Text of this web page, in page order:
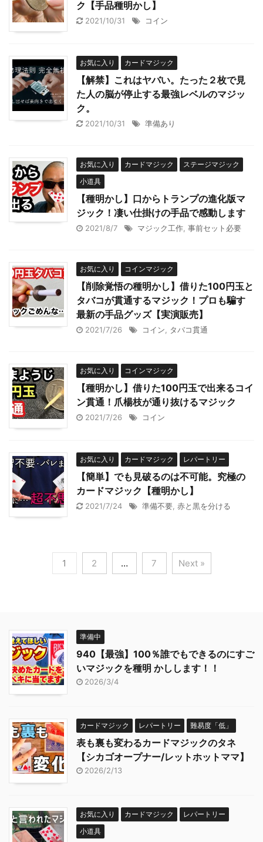
ク【手品種明かし】
2021/10/31 コイン
お気に入り カードマジック
【解禁】これはヤバい。たった２枚で見
た人の脳が停止する最強レベルのマジッ
ク。
2021/10/31 準備あり
お気に入り カードマジック
ステージマジック
小道具
【種明かし】口からトランプの進化版マ
ジック！凄い仕掛けの手品で感動します
2021/8/7 マジック工作 事前セット必要
お気に入り コインマジック
【削除覚悟の種明かし】借りた100円玉と
タバコが貫通するマジック！プロも騙す
最新の手品グッズ【実演販売】
2021/7/26 コイン タバコ貫通
お気に入り コインマジック
【種明かし】借りた100円玉で出来るコイ
ン貫通！爪楊枝が通り抜けるマジック
2021/7/26 コイン
お気に入り カードマジック レパートリー
【簡単】でも見破るのは不可能。究極の
カードマジック【種明かし】
2021/7/24 準備不要 赤と黒を分ける
1 2 … 7 Next »
準備中
940【最強】100％誰でもできるのにすご
いマジックを種明 かしします！！
2026/3/4
カードマジック レパートリー 難易度「低」
表も裏も変わるカードマジックのタネ
【シカゴオープナー/レットホットママ】
2026/2/13
お気に入り カードマジック
レパートリー
小道具